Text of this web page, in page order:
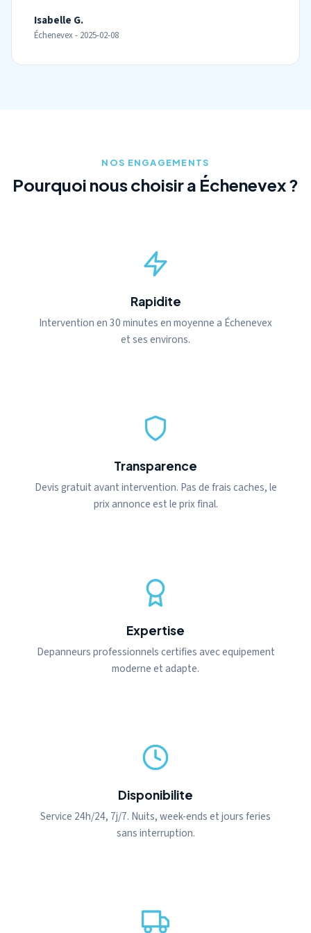
Isabelle G.
Échenevex - 2025-02-08
NOS ENGAGEMENTS
Pourquoi nous choisir a Échenevex ?
Rapidite
Intervention en 30 minutes en moyenne a Échenevex
et ses environs.
Transparence
Devis gratuit avant intervention. Pas de frais caches, le
prix annonce est le prix final.
Expertise
Depanneurs professionnels certifies avec equipement
moderne et adapte.
Disponibilite
Service 24h/24, 7j/7. Nuits, week-ends et jours feries
sans interruption.